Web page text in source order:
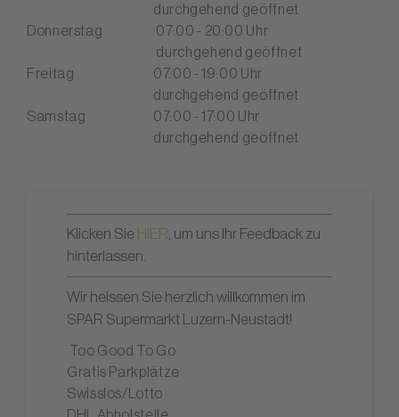
durchgehend geöffnet
Donnerstag
07:00 - 20:00 Uhr
durchgehend geöffnet
Freitag
07:00 - 19:00 Uhr
durchgehend geöffnet
Samstag
07:00 - 17:00 Uhr
durchgehend geöffnet
Klicken Sie HIER, um uns Ihr Feedback zu
hinterlassen.
Wir heissen Sie herzlich willkommen im
SPAR Supermarkt Luzern-Neustadt!
Too Good To Go
Gratis Parkplätze
Swisslos/Lotto